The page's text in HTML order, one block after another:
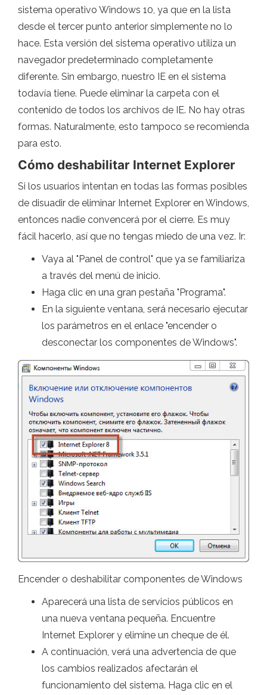
sistema operativo Windows 10, ya que en la lista
desde el tercer punto anterior simplemente no lo
hace. Esta versión del sistema operativo utiliza un
navegador predeterminado completamente
diferente. Sin embargo, nuestro IE en el sistema
todavía tiene. Puede eliminar la carpeta con el
contenido de todos los archivos de IE. No hay otras
formas. Naturalmente, esto tampoco se recomienda
para esto.
Cómo deshabilitar Internet Explorer
Si los usuarios intentan en todas las formas posibles
de disuadir de eliminar Internet Explorer en Windows,
entonces nadie convencerá por el cierre. Es muy
fácil hacerlo, así que no tengas miedo de una vez. Ir:
Vaya al "Panel de control" que ya se familiariza
a través del menú de inicio.
Haga clic en una gran pestaña "Programa".
En la siguiente ventana, será necesario ejecutar
los parámetros en el enlace "encender o
desconectar los componentes de Windows".
Encender o deshabilitar componentes de Windows
Aparecerá una lista de servicios públicos en
una nueva ventana pequeña. Encuentre
Internet Explorer y elimine un cheque de él.
A continuación, verá una advertencia de que
los cambios realizados afectarán el
funcionamiento del sistema. Haga clic en el